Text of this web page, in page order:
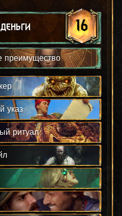
16
преимущество
указ
ритуал